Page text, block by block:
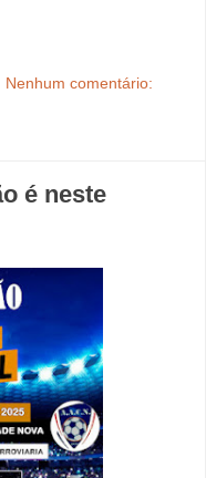
Nenhum comentário:
é neste